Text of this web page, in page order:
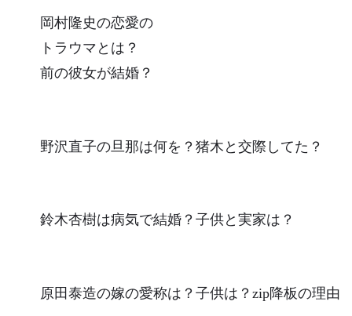
岡村隆史の恋愛の
トラウマとは？
前の彼女が結婚？
野沢直子の旦那は何を？猪木と交際してた？
鈴木杏樹は病気で結婚？子供と実家は？
原田泰造の嫁の愛称は？子供は？zip降板の理由